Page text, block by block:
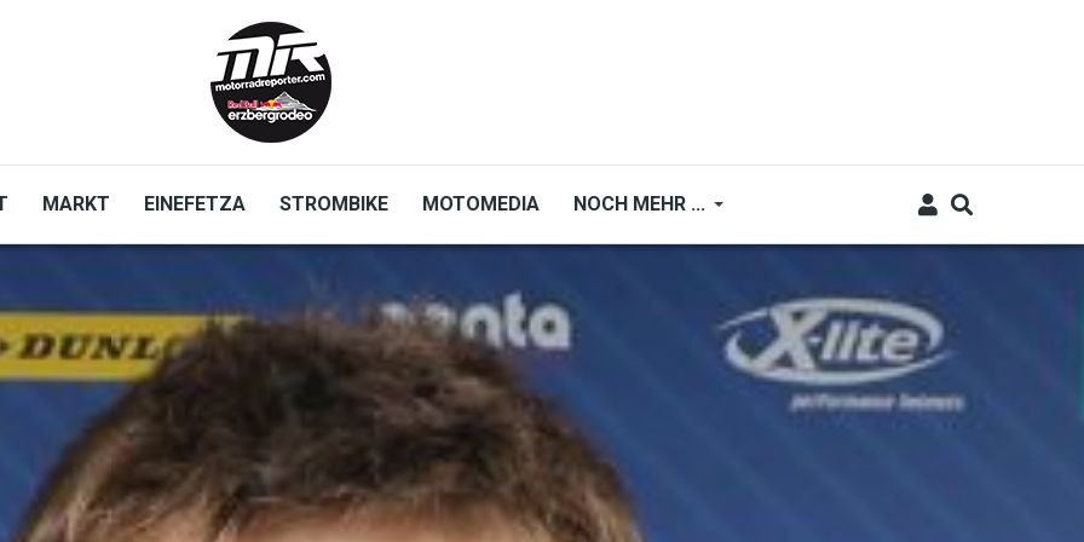
MARKT EINEFETZA STROMBIKE MOTOMEDIA NOCH MEHR ...